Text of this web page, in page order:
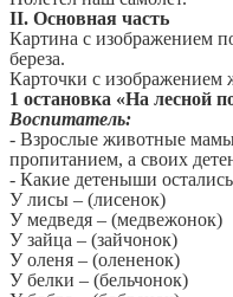
II. Основная часть
Картина с изображением
береза.
Карточки с изображением
1 остановка «На лесной
Воспитатель:
- Взрослые животные
пропитанием, а своих
- Какие детеныши
У лисы – (лисенок)
У медведя – (медвежонок)
У зайца – (зайчонок)
У оленя – (олененок)
У белки – (бельчонок)